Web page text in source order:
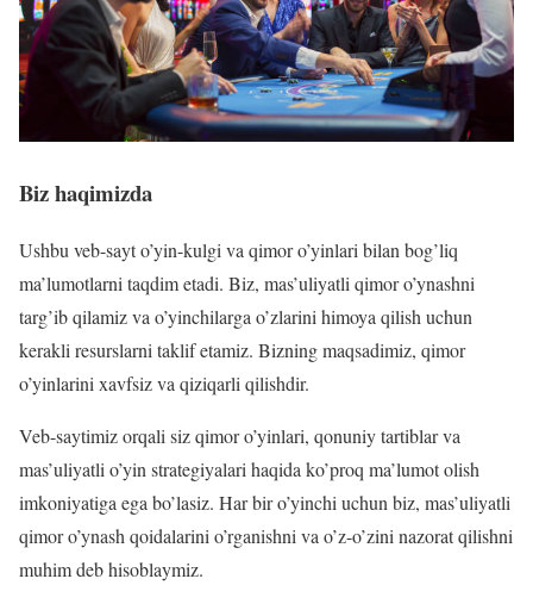
Biz haqimizda
Ushbu veb-sayt o’yin-kulgi va qimor o’yinlari bilan bog’liq
ma’lumotlarni taqdim etadi. Biz, mas’uliyatli qimor o’ynashni
targ’ib qilamiz va o’yinchilarga o’zlarini himoya qilish uchun
kerakli resurslarni taklif etamiz. Bizning maqsadimiz, qimor
o’yinlarini xavfsiz va qiziqarli qilishdir.
Veb-saytimiz orqali siz qimor o’yinlari, qonuniy tartiblar va
mas’uliyatli o’yin strategiyalari haqida ko’proq ma’lumot olish
imkoniyatiga ega bo’lasiz. Har bir o’yinchi uchun biz, mas’uliyatli
qimor o’ynash qoidalarini o’rganishni va o’z-o’zini nazorat qilishni
muhim deb hisoblaymiz.